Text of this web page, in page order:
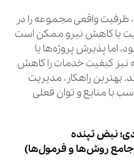
واقعی مجموعه را در
یا کاهش نیرو ممکن است
اما پذیرش پروژه‌ها یا
کیفیت خدمات را کاهش
بهترین راهکار، مدیریت
با منابع و توان فعلی
نبض تپنده
روش‌ها و فرمول‌ها)